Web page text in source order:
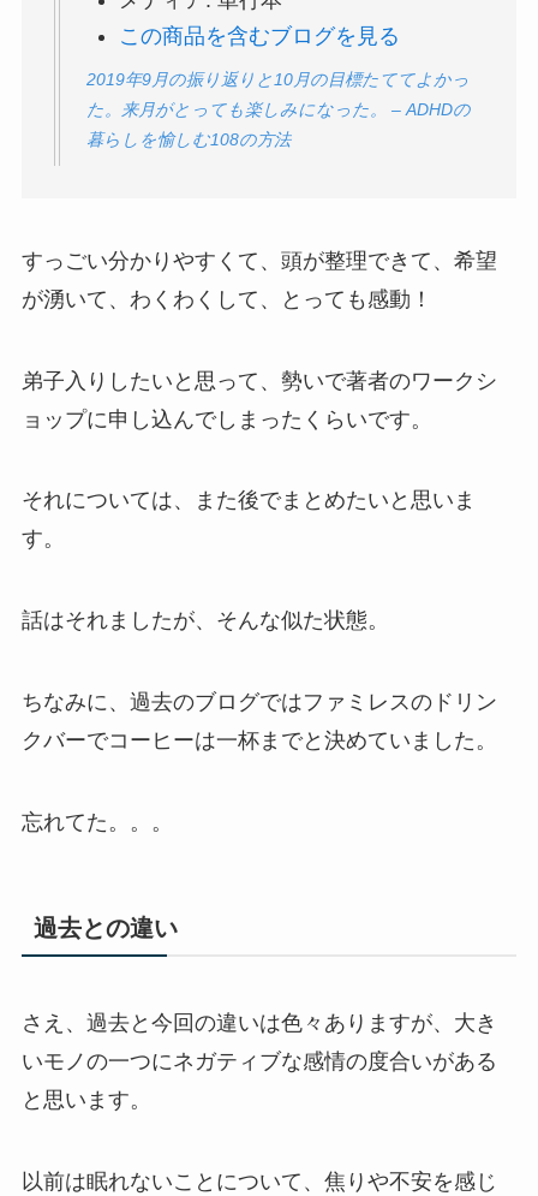
この商品を含むブログを見る
2019年9月の振り返りと10月の目標たててよかっ
た。来月がとっても楽しみになった。 – ADHDの
暮らしを愉しむ108の方法
すっごい分かりやすくて、頭が整理できて、希望
が湧いて、わくわくして、とっても感動！
弟子入りしたいと思って、勢いで著者のワークシ
ョップに申し込んでしまったくらいです。
それについては、また後でまとめたいと思いま
す。
話はそれましたが、そんな似た状態。
ちなみに、過去のブログではファミレスのドリン
クバーでコーヒーは一杯までと決めていました。
忘れてた。。。
過去との違い
さえ、過去と今回の違いは色々ありますが、大き
いモノの一つにネガティブな感情の度合いがある
と思います。
以前は眠れないことについて、焦りや不安を感じ